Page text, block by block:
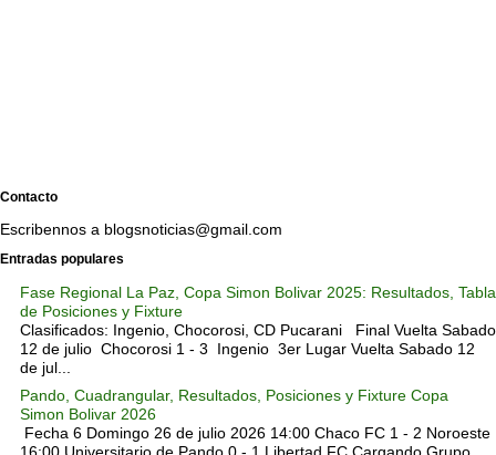
Contacto
Escribennos a blogsnoticias@gmail.com
Entradas populares
Fase Regional La Paz, Copa Simon Bolivar 2025: Resultados, Tabla
de Posiciones y Fixture
Clasificados: Ingenio, Chocorosi, CD Pucarani Final Vuelta Sabado
12 de julio Chocorosi 1 - 3 Ingenio 3er Lugar Vuelta Sabado 12
de jul...
Pando, Cuadrangular, Resultados, Posiciones y Fixture Copa
Simon Bolivar 2026
Fecha 6 Domingo 26 de julio 2026 14:00 Chaco FC 1 - 2 Noroeste
16:00 Universitario de Pando 0 - 1 Libertad FC Cargando Grupo